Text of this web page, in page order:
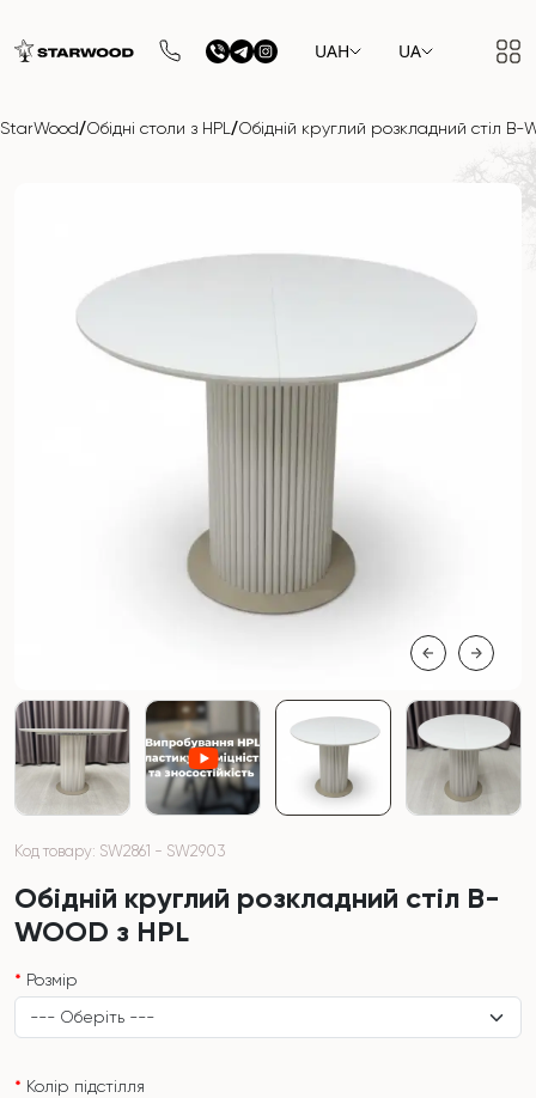
UAH UA
StarWood/Обідні столи з HPL /Обідній круглий розкладний стіл B-
Код товару: SW2861 - SW2903
Обідній круглий розкладний стіл B-
WOOD з HPL
Розмір
Колір підстілля